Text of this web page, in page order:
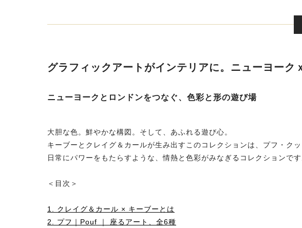
グラフィックアートがインテリアに。ニューヨー
ニューヨークとロンドンをつなぐ、色彩と形の遊び場
大胆な色。鮮やかな構図。そして、あふれる遊び心。
キーブーとクレイグ＆カールが生み出すこのコレクションは、プフ・ク
日常にパワーをもたらすような、情熱と色彩がみなぎるコレクションです
＜目次＞
1. クレイグ＆カール × キーブーとは
2. プフ｜Pouf ｜ 座るアート、全6種